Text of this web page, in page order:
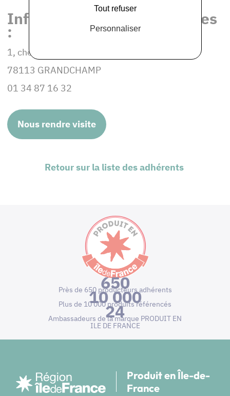
Informations et coordonnées
:
1, chemin de Champeau
78113 GRANDCHAMP
01 34 87 16 32
Nous rendre visite
Retour sur la liste des adhérents
650
Près de 650 producteurs adhérents
10 000
Plus de 10 000 produits référencés
24
Ambassadeurs de la marque PRODUIT EN
ILE DE FRANCE
Produit en Île-de-
France
Tout refuser
Personnaliser